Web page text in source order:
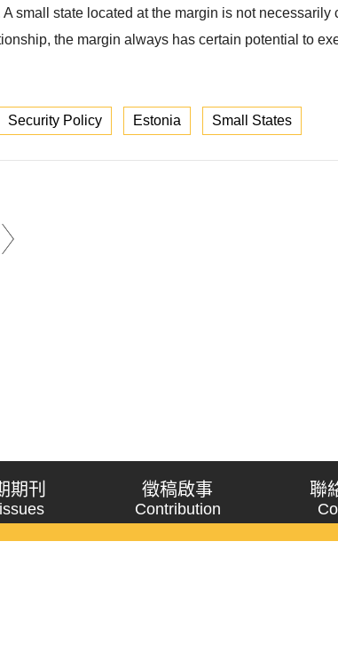
small state located at the margin is not necessarily
the margin always has certain potential to
Security Policy Estonia Small States
期刊 徵稿啟事
Contribution
聯